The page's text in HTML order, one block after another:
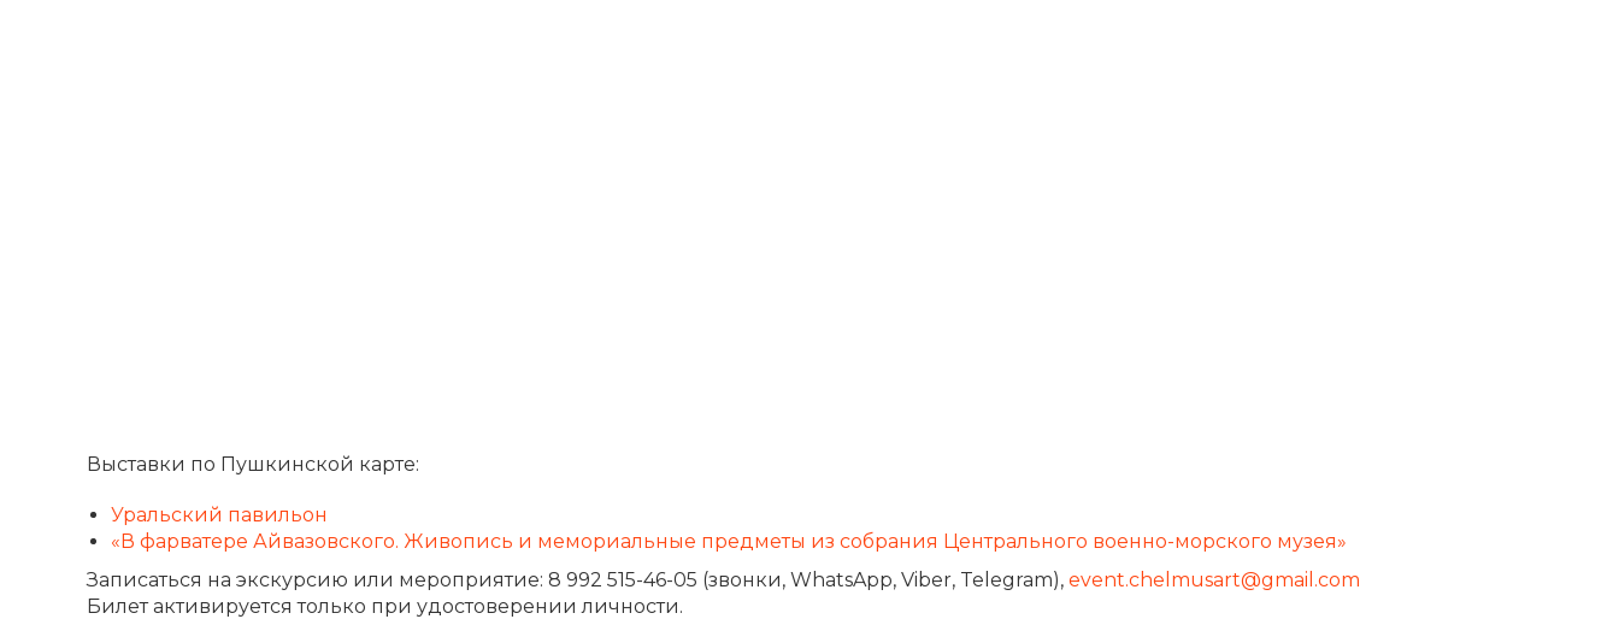
Выставки по Пушкинской карте:
Уральский павильон
«В фарватере Айвазовского. Живопись и мемориальные предметы из собрания Центрального военно-морского музея»
Записаться на экскурсию или мероприятие: 8 992 515-46-05 (звонки, WhatsApp, Viber, Telegram), event.chelmusart@gmail.com
Билет активируется только при удостоверении личности.